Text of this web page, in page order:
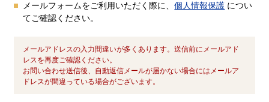
メールフォームをご利用いただく際に、個人情報保護 につい
てご確認ください。
メールアドレスの入力間違いが多くあります。送信前にメールアド
レスを再度ご確認ください。
お問い合わせ送信後、自動返信メールが届かない場合にはメールア
ドレスが間違っている場合がございます。